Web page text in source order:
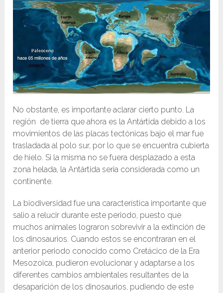
No obstante, es importante aclarar cierto punto. La
región de tierra que ahora es la Antártida debido a los
movimientos de las placas tectónicas bajo el mar fue
trasladada al polo sur, por lo que se encuentra cubierta
de hielo. Si la misma no se fuera desplazado a esta
zona helada, la Antártida seria considerada como un
continente.
La biodiversidad fue una característica importante que
salio a relucir durante este periodo, puesto que
muchos animales lograron sobrevivir a la extinción de
los dinosaurios. Cuando estos se encontraran en el
anterior periodo conocido como Cretácico de la Era
Mesozoica, pudieron evolucionar y adaptarse a los
diferentes cambios ambientales resultantes de la
desaparición de los dinosaurios, pudiendo de este